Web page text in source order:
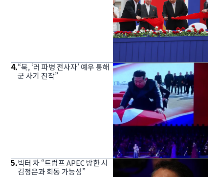
4.“북, ‘러 파병 전사자’ 예우 통해
군 사기 진작”
5.빅터 차 “트럼프 APEC 방한 시
김정은과 회동 가능성”